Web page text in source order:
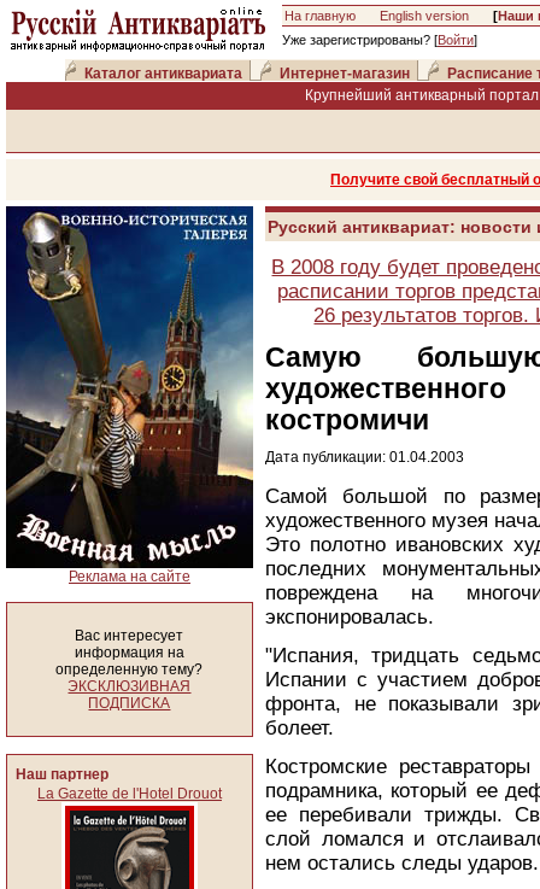
На главную English version [Наши
Уже зарегистрированы? [Войти]
Каталог антиквариата Интернет-магазин
Расписание
Крупнейший антикварный
Получите свой
Реклама на сайте
Вас интересует
информация на
определенную тему?
ЭКСКЛЮЗИВНАЯ
ПОДПИСКА
Наш партнер
La Gazette de l'Hotel Drouot
Русский антиквариат:
В 2008 году будет
расписании торгов
26 результатов
Самую
костромичи
Дата публикации: 01.04.2003
Самой большой по
художественного музея
Это полотно ивановских
последних
повреждена на
экспонировалась.
"Испания, тридцать
Испании с участием
фронта, не показывали
болеет.
Костромские
подрамника, который ее
ее перебивали трижды.
слой ломался и
нем остались следы ударов.